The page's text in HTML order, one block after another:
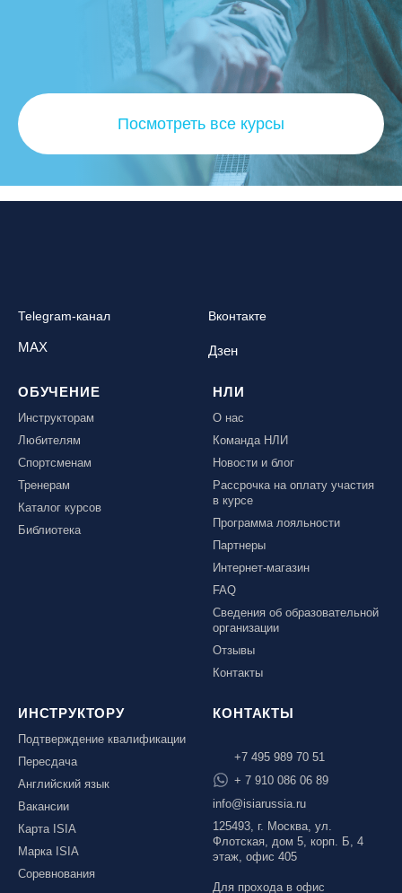
Посмотреть все курсы
Telegram-канал Вконтакте
MAX Дзен
ОБУЧЕНИЕ
Инструкторам
Любителям
Спортсменам
Тренерам
Каталог курсов
Библиотека
НЛИ
О нас
Команда НЛИ
Новости и блог
Рассрочка на оплату участия
в курсе
Программа лояльности
Партнеры
Интернет-магазин
FAQ
Сведения об образовательной
организации
Отзывы
Контакты
ИНСТРУКТОРУ
Подтверждение квалификации
Пересдача
Английский язык
Вакансии
Карта ISIA
Марка ISIA
Соревнования
КОНТАКТЫ
+7 495 989 70 51
+ 7 910 086 06 89
info@isiarussia.ru
125493, г. Москва, ул.
Флотская, дом 5, корп. Б, 4
этаж, офис 405
Для прохода в офис